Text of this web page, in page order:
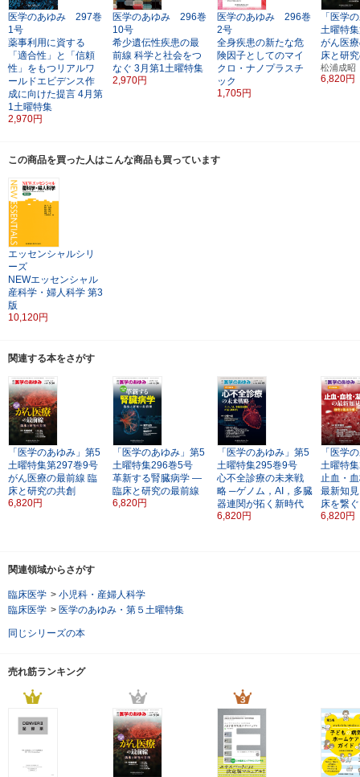
医学のあゆみ 297巻
1号
薬事利用に資する
「適合性」と「信頼
性」をもつリアルワ
ールドエビデンス作
成に向けた提言 4月第
1土曜特集
2,970円
医学のあゆみ 296巻
10号
希少遺伝性疾患の最
前線 科学と社会をつ
なぐ 3月第1土曜特集
2,970円
医学のあゆみ 296巻
2号
全身疾患の新たな危
険因子としてのマイ
クロ・ナノプラスチ
ック
1,705円
「医学
土曜特
がん医
床と研
松浦成
6,820円
この商品を買った人はこんな商品も買っています
エッセンシャルシリ
ーズ
NEWエッセンシャル
産科学・婦人科学 第3
版
10,120円
関連する本をさがす
「医学のあゆみ」第5
土曜特集第297巻9号
がん医療の最前線 臨
床と研究の共創
6,820円
「医学のあゆみ」第5
土曜特集296巻5号
革新する腎臓病学 ―
臨床と研究の最前線
6,820円
「医学のあゆみ」第5
土曜特集295巻9号
心不全診療の未来戦
略 ─ゲノム，AI，多臓
器連関が拓く新時代
6,820円
「医学
土曜特
止血・
最新知見
床を繋ぐ
6,820円
関連領域からさがす
臨床医学 > 小児科・産婦人科学
臨床医学 > 医学のあゆみ・第５土曜特集
同じシリーズの本
売れ筋ランキング